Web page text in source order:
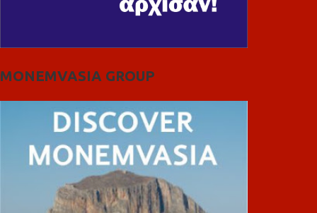
MONEMVASIA GROUP